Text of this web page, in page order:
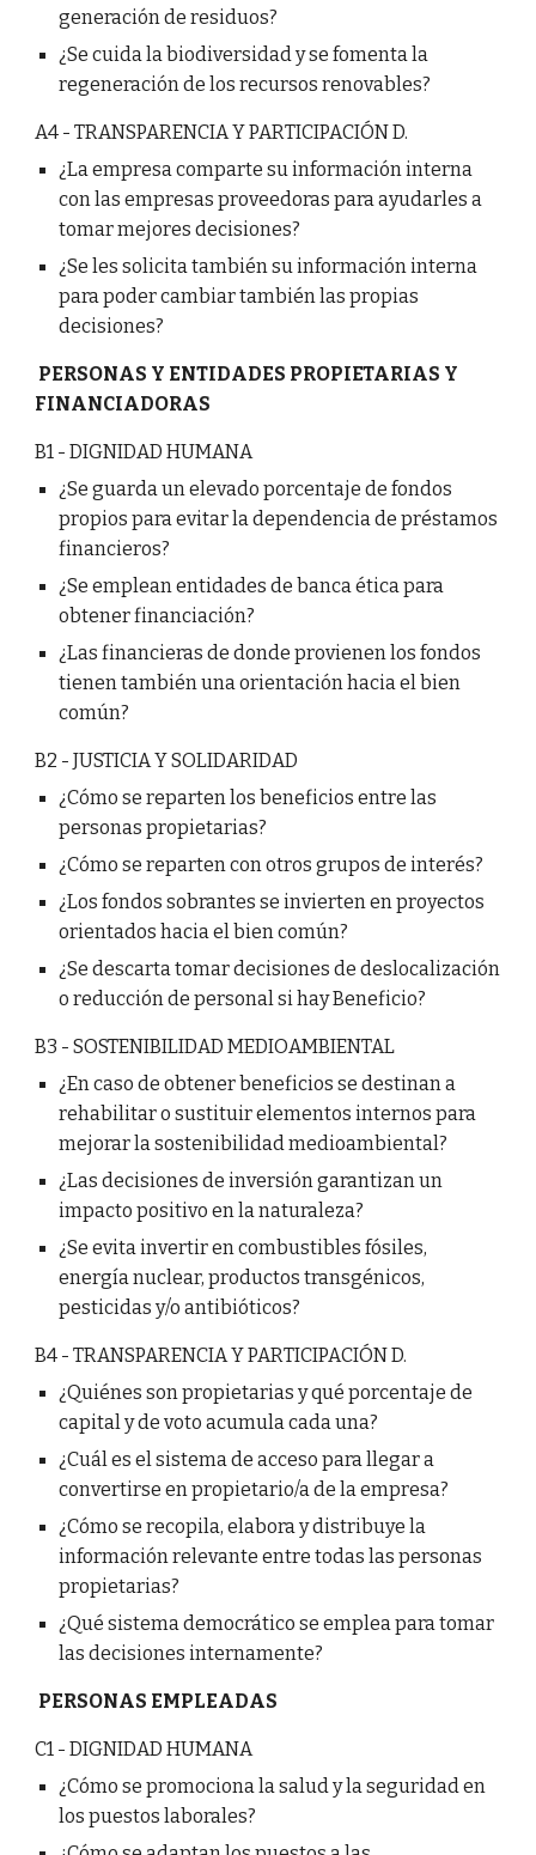
generación de residuos?
¿Se cuida la biodiversidad y se fomenta la
regeneración de los recursos renovables?
A4 - TRANSPARENCIA Y PARTICIPACIÓN D.
¿La empresa comparte su información interna
con las empresas proveedoras para ayudarles a
tomar mejores decisiones?
¿Se les solicita también su información interna
para poder cambiar también las propias
decisiones?
PERSONAS Y ENTIDADES PROPIETARIAS Y
FINANCIADORAS
B1 - DIGNIDAD HUMANA
¿Se guarda un elevado porcentaje de fondos
propios para evitar la dependencia de préstamos
financieros?
¿Se emplean entidades de banca ética para
obtener financiación?
¿Las financieras de donde provienen los fondos
tienen también una orientación hacia el bien
común?
B2 - JUSTICIA Y SOLIDARIDAD
¿Cómo se reparten los beneficios entre las
personas propietarias?
¿Cómo se reparten con otros grupos de interés?
¿Los fondos sobrantes se invierten en proyectos
orientados hacia el bien común?
¿Se descarta tomar decisiones de deslocalización
o reducción de personal si hay Beneficio?
B3 - SOSTENIBILIDAD MEDIOAMBIENTAL
¿En caso de obtener beneficios se destinan a
rehabilitar o sustituir elementos internos para
mejorar la sostenibilidad medioambiental?
¿Las decisiones de inversión garantizan un
impacto positivo en la naturaleza?
¿Se evita invertir en combustibles fósiles,
energía nuclear, productos transgénicos,
pesticidas y/o antibióticos?
B4 - TRANSPARENCIA Y PARTICIPACIÓN D.
¿Quiénes son propietarias y qué porcentaje de
capital y de voto acumula cada una?
¿Cuál es el sistema de acceso para llegar a
convertirse en propietario/a de la empresa?
¿Cómo se recopila, elabora y distribuye la
información relevante entre todas las personas
propietarias?
¿Qué sistema democrático se emplea para tomar
las decisiones internamente?
PERSONAS EMPLEADAS
C1 - DIGNIDAD HUMANA
¿Cómo se promociona la salud y la seguridad en
los puestos laborales?